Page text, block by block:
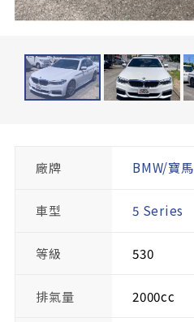
廠牌 BMW/寶馬
車型 5 Series
等級 530
排氣量 2000cc